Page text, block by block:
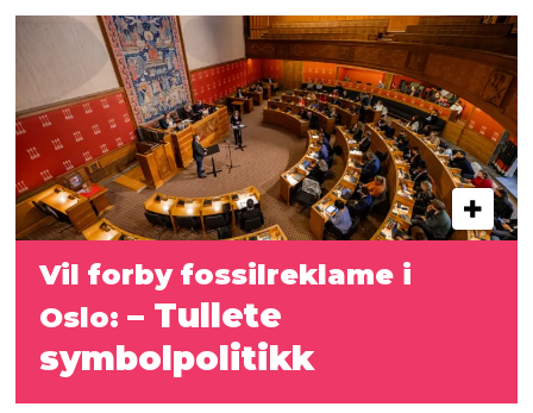
Vil forby fossilreklame i
Oslo:– Tullete
symbolpolitikk